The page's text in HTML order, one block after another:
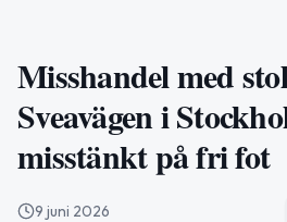
Misshandel med
Sveavägen i
misstänkt på fri fot
9 juni 2026